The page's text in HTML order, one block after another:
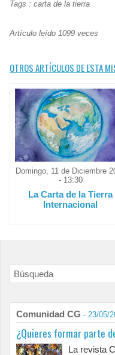
Tags : carta de la tierra
Artículo leído 1099 veces
OTROS ARTÍCULOS DE ESTA
Domingo, 11 de Diciembre
- 13:30
La Carta de la Tierra
Internacional
Comunidad CG - 23/05/
¿Quieres formar parte
La revista